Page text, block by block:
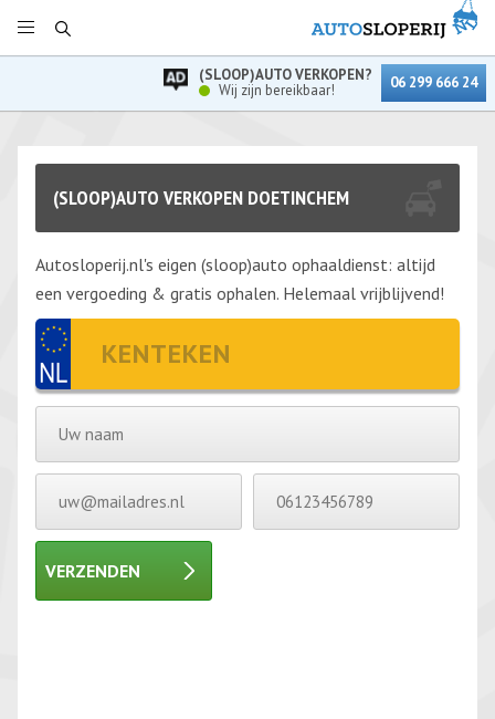
(SLOOP)AUTO VERKOPEN?
Wij zijn bereikbaar!
06 299 666 24
(SLOOP)AUTO VERKOPEN DOETINCHEM
Autosloperij.nl's eigen (sloop)auto ophaaldienst: altijd
een vergoeding & gratis ophalen. Helemaal vrijblijvend!
VERZENDEN